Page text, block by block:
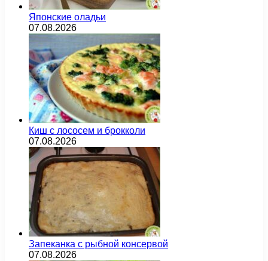
Японские оладьи
07.08.2026
Киш с лососем и брокколи
07.08.2026
Запеканка с рыбной консервой
07.08.2026